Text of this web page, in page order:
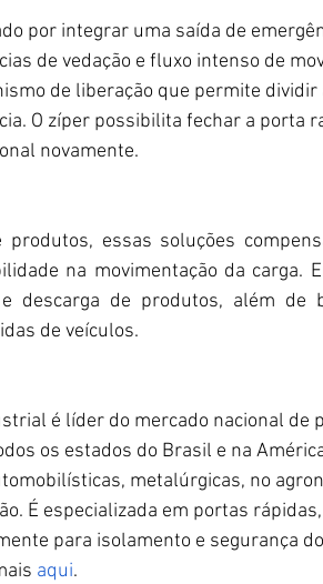
por integrar uma saída de
de vedação e fluxo intenso de
de liberação que permite dividir
O zíper possibilita fechar a porta
novamente.
essas soluções
na movimentação da carga.
descarga de produtos, além de
de veículos.
é líder do mercado nacional de
os estados do Brasil e na
metalúrgicas, no
É especializada em portas
para isolamento e segurança
aqui.